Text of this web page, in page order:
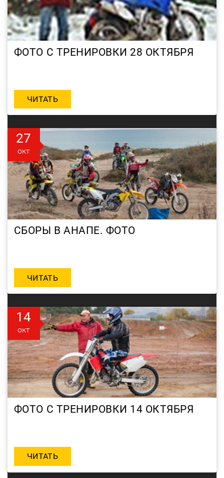
ФОТО С ТРЕНИРОВКИ 28 ОКТЯБРЯ
ЧИТАТЬ
27
окт
СБОРЫ В АНАПЕ. ФОТО
ЧИТАТЬ
14
окт
ФОТО С ТРЕНИРОВКИ 14 ОКТЯБРЯ
ЧИТАТЬ